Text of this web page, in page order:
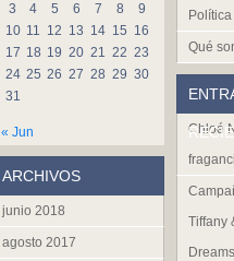
3
4 5 6 7 8
9
10 11 12 13 14 15 16
17 18 19 20 21 22 23
24 25 26 27 28 29 30
31
« Jun
ARCHIVOS
junio 2018
agosto 2017
Qué
Chloé
Tiffany
Dreams